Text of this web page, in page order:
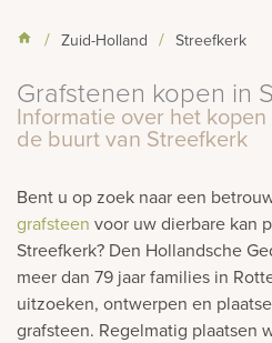
Zuid-Holland Streefkerk
Grafstenen kopen in
Informatie over het
de buurt van Streefkerk
Bent u op zoek naar een
grafsteen voor uw dierbare kan
Streefkerk? Den Hollandsche
meer dan 79 jaar families in
uitzoeken, ontwerpen en
grafsteen. Regelmatig plaatsen